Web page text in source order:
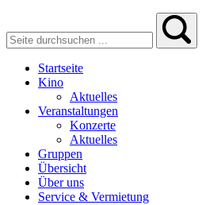
Startseite
Kino
Aktuelles
Veranstaltungen
Konzerte
Aktuelles
Gruppen
Übersicht
Über uns
Service & Vermietung